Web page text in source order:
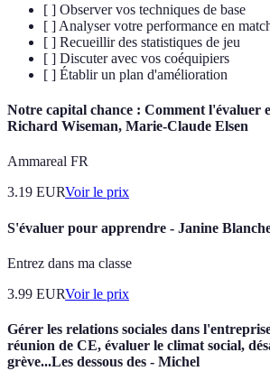
[ ] Observer vos techniques de base
[ ] Analyser votre performance en
[ ] Recueillir des statistiques de jeu
[ ] Discuter avec vos coéquipiers
[ ] Établir un plan d'amélioration
Notre capital chance : Comment l'évaluer
Richard Wiseman, Marie-Claude Elsen
Ammareal FR
3.19 EURVoir le prix
S'évaluer pour apprendre - Janine
Entrez dans ma classe
3.99 EURVoir le prix
Gérer les relations sociales dans
réunion de CE, évaluer le climat social,
grève...Les dessous des - Michel